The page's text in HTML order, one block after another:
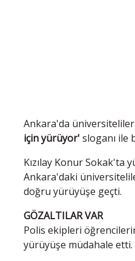
Ankara'da üniversiteliler
için yürüyor' sloganı ile
Kızılay Konur Sokak'ta
Ankara'daki
doğru yürüyüşe geçti.
GÖZALTILAR VAR
Polis ekipleri
yürüyüşe müdahale etti.